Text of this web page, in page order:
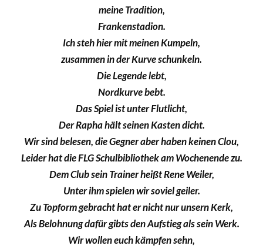
meine Tradition,
Frankenstadion.
Ich steh hier mit meinen Kumpeln,
zusammen in der Kurve schunkeln.
Die Legende lebt,
Nordkurve bebt.
Das Spiel ist unter Flutlicht,
Der Rapha hält seinen Kasten dicht.
Wir sind belesen, die Gegner aber haben keinen Clou,
Leider hat die FLG Schulbibliothek am Wochenende zu.
Dem Club sein Trainer heißt Rene Weiler,
Unter ihm spielen wir soviel geiler.
Zu Topform gebracht hat er nicht nur unsern Kerk,
Als Belohnung dafür gibts den Aufstieg als sein Werk.
Wir wollen euch kämpfen sehn,